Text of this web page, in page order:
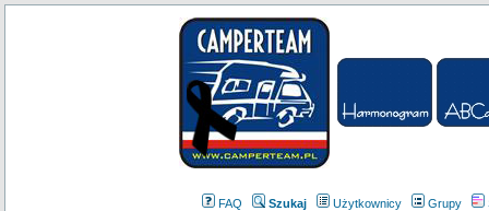
FAQ Szukaj Użytkownicy Grupy